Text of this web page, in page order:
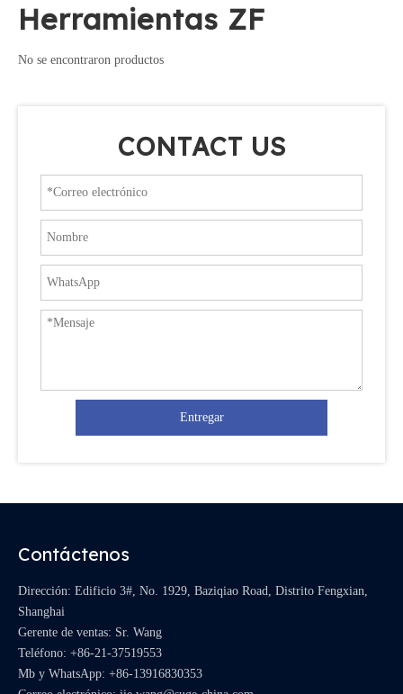
Herramientas ZF
No se encontraron productos
CONTACT US
Entregar
Contáctenos
Dirección: Edificio 3#, No. 1929, Baziqiao Road, Distrito Fengxian,
Shanghai
Gerente de ventas: Sr. Wang
Teléfono: +86-21-37519553
Mb y WhatsApp: +86-13916830353